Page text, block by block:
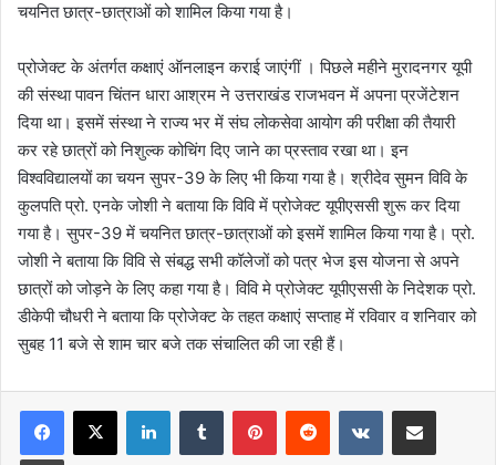
चयनित छात्र-छात्राओं को शामिल किया गया है।
प्रोजेक्ट के अंतर्गत कक्षाएं ऑनलाइन कराई जाएंगीं । पिछले महीने मुरादनगर यूपी
की संस्था पावन चिंतन धारा आश्रम ने उत्तराखंड राजभवन में अपना प्रजेंटेशन
दिया था। इसमें संस्था ने राज्य भर में संघ लोकसेवा आयोग की परीक्षा की तैयारी
कर रहे छात्रों को निशुल्क कोचिंग दिए जाने का प्रस्ताव रखा था। इन
विश्वविद्यालयों का चयन सुपर-39 के लिए भी किया गया है। श्रीदेव सुमन विवि के
कुलपति प्रो. एनके जोशी ने बताया कि विवि में प्रोजेक्ट यूपीएससी शुरू कर दिया
गया है। सुपर-39 में चयनित छात्र-छात्राओं को इसमें शामिल किया गया है। प्रो.
जोशी ने बताया कि विवि से संबद्ध सभी कॉलेजों को पत्र भेज इस योजना से अपने
छात्रों को जोड़ने के लिए कहा गया है। विवि मे प्रोजेक्ट यूपीएससी के निदेशक प्रो.
डीकेपी चौधरी ने बताया कि प्रोजेक्ट के तहत कक्षाएं सप्ताह में रविवार व शनिवार को
सुबह 11 बजे से शाम चार बजे तक संचालित की जा रही हैं।
LinkedInTumblr PinterestReddit VKontakteShare via Email
Print